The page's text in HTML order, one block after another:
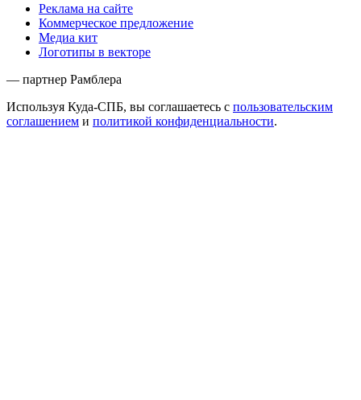
Реклама на сайте
Коммерческое предложение
Медиа кит
Логотипы в векторе
— партнер Рамблера
Используя Куда-СПБ, вы соглашаетесь с пользовательским
соглашением и политикой конфиденциальности.